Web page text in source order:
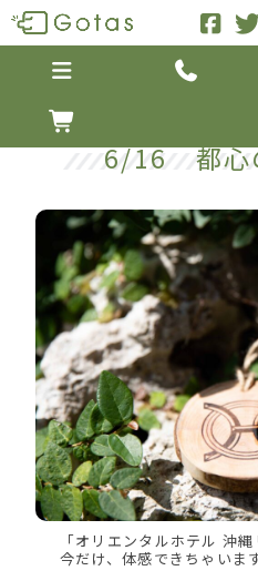
 

6/16 都心
「オリエンタルホテル 沖
今だけ、体感できちゃいま